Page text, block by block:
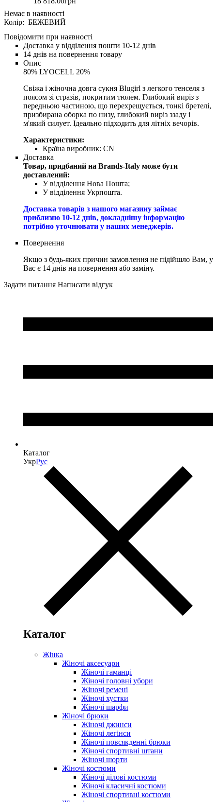
Колір: БЕЖЕВИЙ
Повідомити при наявності
Доставка у відділення пошти 10-12 днів
14 днів на повернення товару
Опис
80% LYOCELL 20%
Свіжа і жіночна довга сукня Blugirl з легкого тенселя з
поясом зі стразів, покритим тюлем. Глибокий виріз з
передньою частиною, що перехрещується, тонкі бретелі,
призбирана оборка по низу, глибокий виріз ззаду і
м'який силует. Ідеально підходить для літніх вечорів.
Характеристики:
Країна виробник: CN
Доставка
Товар, придбаний на Brands-Italy може бути
доставлений:
У відділення Нова Пошта;
У відділення Укрпошта.
Доставка товарів з нашого магазину займає
приблизно 10-12 днів, докладнішу інформацію
потрібно уточнювати у наших менеджерів.
Повернення
Якщо з будь-яких причин замовлення не підійшло Вам, у
Вас є 14 днів на повернення або заміну.
Задати питання Написати відгук
Каталог
УкрРус
Каталог
Жінка
Жіночі аксесуари
Жіночі гаманці
Жіночі головні убори
Жіночі ремені
Жіночі хустки
Жіночі шарфи
Жіночі брюки
Жіночі джинси
Жіночі легінси
Жіночі повсякденні брюки
Жіночі спортивні штани
Жіночі шорти
Жіночі костюми
Жіночі ділові костюми
Жіночі класичні костюми
Жіночі спортивні костюми